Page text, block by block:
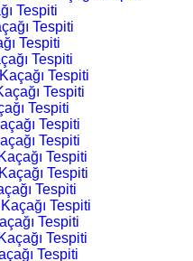
Tespiti
Tespiti
Tespiti
Tespiti
Tespiti
Tespiti
Tespiti
Tespiti
Tespiti
Tespiti
Tespiti
Tespiti
Tespiti
Tespiti
Tespiti
Tespiti